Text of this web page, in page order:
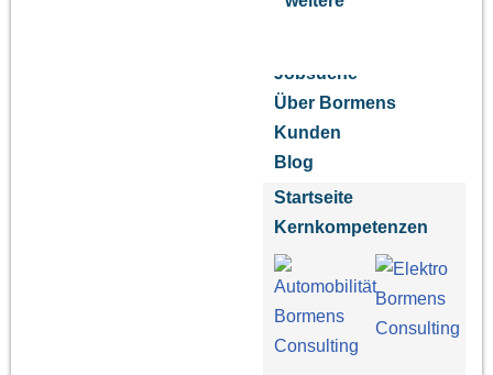
Jobsuche
Über Bormens
Kunden
Blog
Startseite
Kernkompetenzen